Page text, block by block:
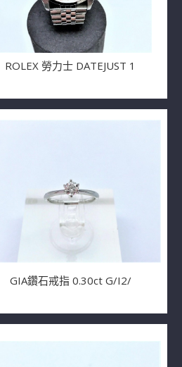
ROLEX 勞力士 DATEJUST 1
GIA鑽石戒指 0.30ct G/I2/